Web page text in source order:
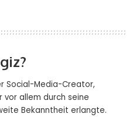
Social-Media-Creator,
vor allem durch seine
Bekanntheit erlangte.